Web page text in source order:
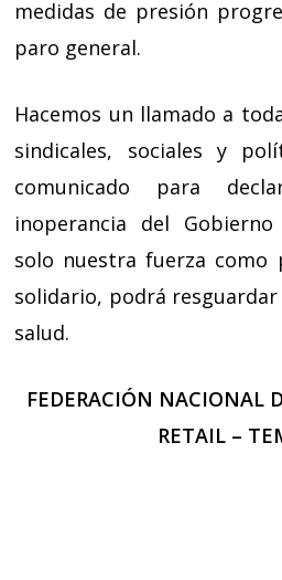
medidas de presión
paro general.
Hacemos un llamado a
sindicales, sociales y
comunicado para
inoperancia del
solo nuestra fuerza como
solidario, podrá
salud.
FEDERACIÓN NACIONAL
RETAIL –